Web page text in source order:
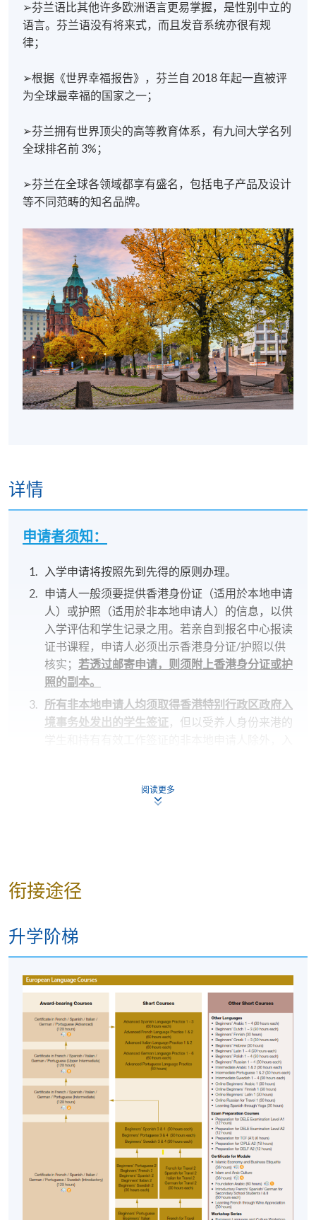
➢芬兰语比其他许多欧洲语言更易掌握，是性别中立的
语言。芬兰语没有将来式，而且发音系统亦很有规
律；
➢根据《世界幸福报告》，芬兰自 2018 年起一直被评
为全球最幸福的国家之一；
➢芬兰拥有世界顶尖的高等教育体系，有九间大学名列
全球排名前 3%；
➢芬兰在全球各领域都享有盛名，包括电子产品及设计
等不同范畴的知名品牌。
详情
申请者须知：
入学申请将按照先到先得的原则办理。
申请人一般须要提供香港身份证（适用於本地申请
人）或护照（适用於非本地申请人）的信息，以供
入学评估和学生记录之用。若亲自到报名中心报读
证书课程，申请人必须出示香港身分证/护照以供
核实；若透过邮寄申请，则须附上香港身分证或护
照的副本。
所有非本地申请人均须取得香港特别行政区政府入
境事务处发出的学生签证，但以受养人身份来港的
apply/entry-requirements/
正式收据
名代码，上课时间及地点
别，请立刻通知本校。
作跟进。除课程资料更改外，本院将不会另发上课
通知，学员须按时到指定地点上课。
开课前约一星期，学员会收到一封电子邮件，其中
包含详细的课程安排，所有课程材料将在第一堂课
提供。学生应按照指定的时间和地点参加第一次课
程，除非对公告的细节有所更改。
若因报读人数不足而取消课程，本院将安排退款；
但在其他情况下，则
不设退款，学员也不能转至其
。
若个别学员缺席，本院将不提供补课或其他安排。
修业期
阅读更多
衔接途径
升学阶梯